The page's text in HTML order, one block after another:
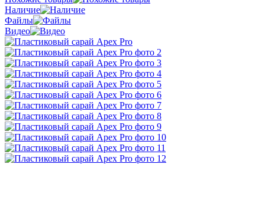
Наличие
Файлы
Видео